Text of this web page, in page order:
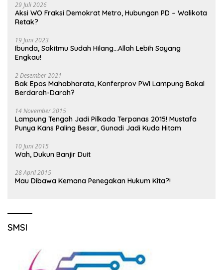
29 Juli 2026
Aksi WO Fraksi Demokrat Metro, Hubungan PD – Walikota
Retak?
19 Juni 2023
Ibunda, Sakitmu Sudah Hilang…Allah Lebih Sayang
Engkau!
2 Desember 2021
Bak Epos Mahabharata, Konferprov PWI Lampung Bakal
Berdarah-Darah?
14 November 2015
Lampung Tengah Jadi Pilkada Terpanas 2015! Mustafa
Punya Kans Paling Besar, Gunadi Jadi Kuda Hitam
10 Juni 2015
Wah, Dukun Banjir Duit
28 April 2015
Mau Dibawa Kemana Penegakan Hukum Kita?!
SMSI